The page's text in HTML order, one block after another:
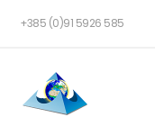
+385 (0)91 5926 585